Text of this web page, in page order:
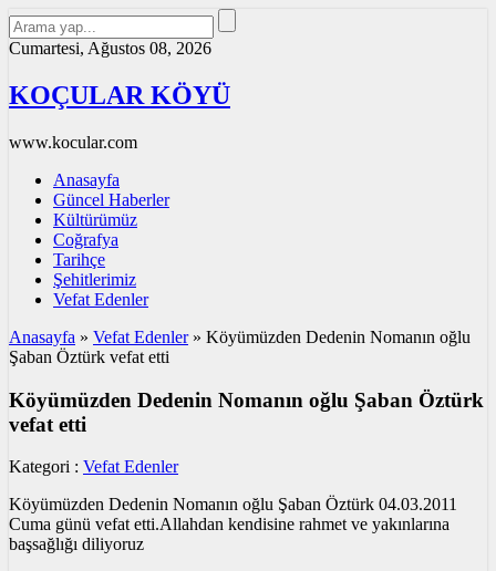
Cumartesi, Ağustos 08, 2026
KOÇULAR KÖYÜ
www.kocular.com
Anasayfa
Güncel Haberler
Kültürümüz
Coğrafya
Tarihçe
Şehitlerimiz
Vefat Edenler
Anasayfa » Vefat Edenler » Köyümüzden Dedenin Nomanın oğlu
Şaban Öztürk vefat etti
Köyümüzden Dedenin Nomanın oğlu Şaban Öztürk
vefat etti
Kategori : Vefat Edenler
Köyümüzden Dedenin Nomanın oğlu Şaban Öztürk 04.03.2011
Cuma günü vefat etti.Allahdan kendisine rahmet ve yakınlarına
başsağlığı diliyoruz